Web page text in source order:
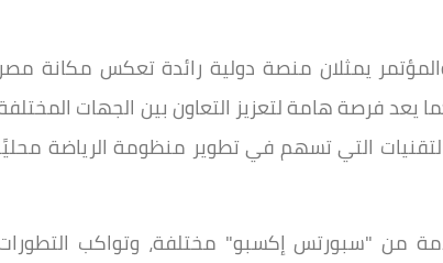
يمثلان منصة دولية رائدة تعكس مكانة
يعد فرصة هامة لتعزيز التعاون بين الجهات
التي تسهم في تطوير منظومة الرياضة
من "سبورتس إكسبو" مختلفة، وتواكب